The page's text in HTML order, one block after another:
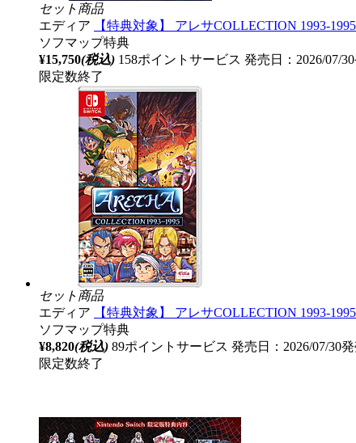
セット商品
エディア
【特典対象】 アレサCOLLECTION 1993-
ソフマップ特典
¥15,750(税込) 158ポイントサービス 発売日：2026/07/
限定数終了
セット商品
エディア
【特典対象】 アレサCOLLECTION 1993-
ソフマップ特典
¥8,820(税込) 89ポイントサービス 発売日：2026/07/30
限定数終了